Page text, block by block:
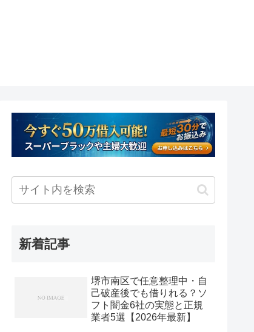
新着記事
堺市南区で任意整理中・自
己破産後でも借りれる？ソ
フト闇金6社の実態と正規
業者5選【2026年最新】